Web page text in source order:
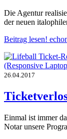
Die Agentur
der neuen
Beitrag lesen!
26.04.2017
Einmal ist immer
Notar unsere